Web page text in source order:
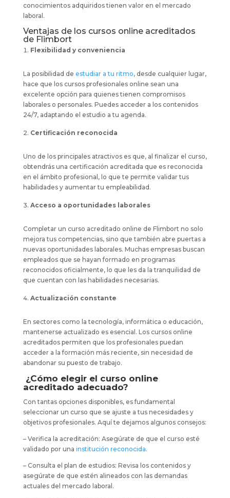
conocimientos adquiridos tienen valor en el mercado
laboral.
Ventajas de los cursos online acreditados
de Flimbort
Flexibilidad y conveniencia
La posibilidad de estudiar a tu ritmo, desde cualquier lugar,
hace que los cursos profesionales online sean una
excelente opción para quienes tienen compromisos
laborales o personales. Puedes acceder a los contenidos
24/7, adaptando el estudio a tu agenda.
Certificación reconocida
Uno de los principales atractivos es que, al finalizar el curso,
obtendrás una certificación acreditada que es reconocida
en el ámbito profesional, lo que te permite validar tus
habilidades y aumentar tu empleabilidad.
Acceso a oportunidades laborales
Completar un curso acreditado online de Flimbort no solo
mejora tus competencias, sino que también abre puertas a
nuevas oportunidades laborales. Muchas empresas buscan
empleados que se hayan formado en programas
reconocidos oficialmente, lo que les da la tranquilidad de
que cuentan con las habilidades necesarias.
Actualización constante
En sectores como la tecnología, informática o educación,
mantenerse actualizado es esencial. Los cursos online
acreditados permiten que los profesionales puedan
acceder a la formación más reciente, sin necesidad de
abandonar su puesto de trabajo.
¿Cómo elegir el curso online
acreditado adecuado?
Con tantas opciones disponibles, es fundamental
seleccionar un curso que se ajuste a tus necesidades y
objetivos profesionales. Aquí te dejamos algunos consejos:
– Verifica la acreditación: Asegúrate de que el curso esté
validado por una institución reconocida.
– Consulta el plan de estudios: Revisa los contenidos y
asegúrate de que estén alineados con las demandas
actuales del mercado laboral.